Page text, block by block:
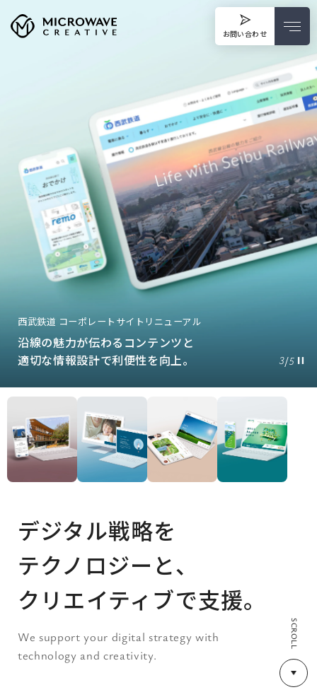
お問い合わせ
デジタル戦略を
テクノロジーと、
クリエイティブで支援。
We support your digital strategy with
technology and creativity.
SCROLL
西武鉄道 コーポレートサイトリニューアル
適切な情報設計で利便性を向上。
竹中工務店 コーポレートサイトリニューアル
｢想い｣や｢ソリューション力｣を踏襲し、
企業価値向上を実現。
4 5